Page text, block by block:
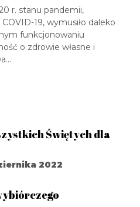
r. stanu pandemii,
19, wymusiło daleko
funkcjonowaniu
o zdrowie własne i
Świętych dla
2022